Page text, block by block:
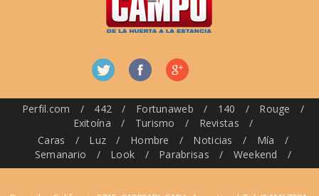
Perfil.com / 442 / Fortunaweb / 140 / Rouge
/
Exitoína
/ Turismo / Revistas
/
Caras
/ Luz / Hombre / Noticias / Mía
/
Semanario
/ Look / Parabrisas / Weekend /